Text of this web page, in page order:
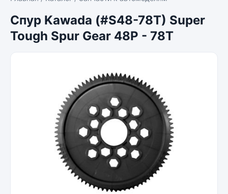
Спур Kawada (#S48-78T) Super
Tough Spur Gear 48P - 78T